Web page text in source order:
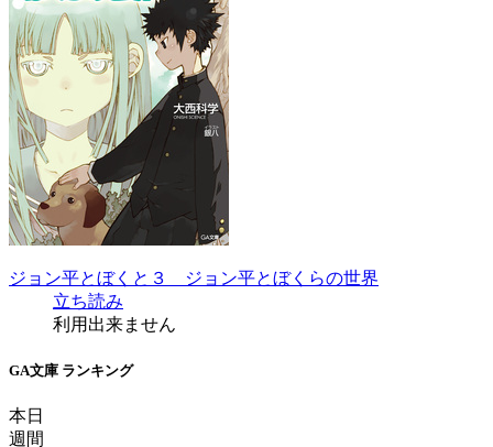
ジョン平とぼくと３ ジョン平とぼくらの世界
立ち読み
利用出来ません
GA文庫 ランキング
本日
週間